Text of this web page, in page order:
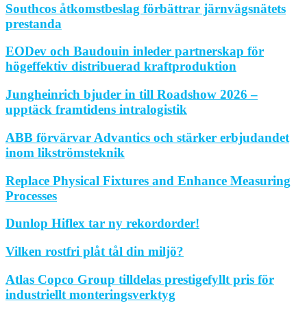
Southcos åtkomstbeslag förbättrar järnvägsnätets
prestanda
EODev och Baudouin inleder partnerskap för
högeffektiv distribuerad kraftproduktion
Jungheinrich bjuder in till Roadshow 2026 –
upptäck framtidens intralogistik
ABB förvärvar Advantics och stärker erbjudandet
inom likströmsteknik
Replace Physical Fixtures and Enhance Measuring
Processes
Dunlop Hiflex tar ny rekordorder!
Vilken rostfri plåt tål din miljö?
Atlas Copco Group tilldelas prestigefyllt pris för
industriellt monteringsverktyg